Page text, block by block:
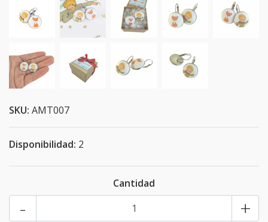
SKU: AMT007
Disponibilidad: 2
Cantidad
+
-